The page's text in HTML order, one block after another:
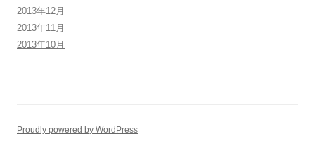
2013年12月
2013年11月
2013年10月
Proudly powered by WordPress